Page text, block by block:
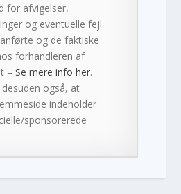
for afvigelser,
og eventuelle fejl
og de faktiske
forhandleren af
–Se mere info her.
også, at
indeholder
sponsorerede